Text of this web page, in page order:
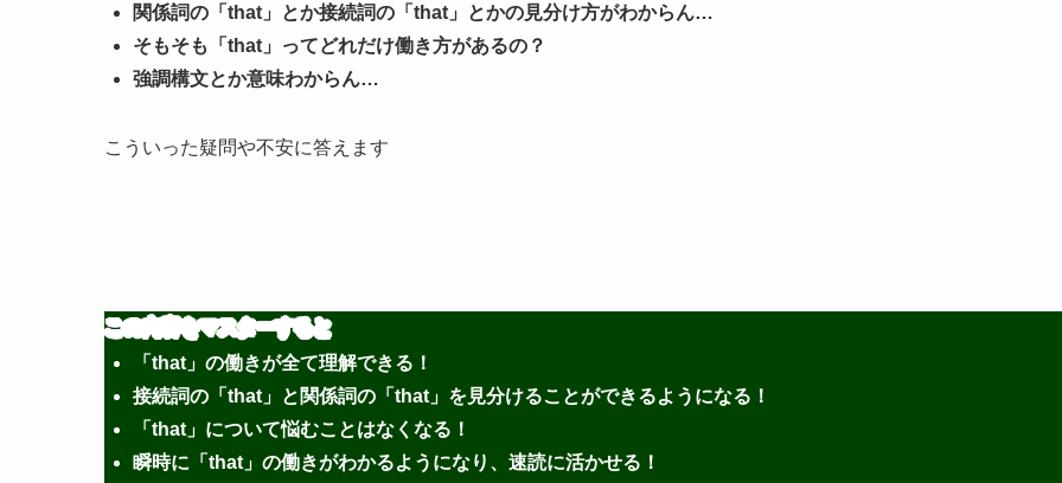
関係詞の「that」とか接続詞の「that」とかの見分け方がわからん…
そもそも「that」ってどれだけ働き方があるの？
強調構文とか意味わからん…
こういった疑問や不安に答えます
この内容をマスターすると
「that」の働きが全て理解できる！
接続詞の「that」と関係詞の「that」を見分けることができるようになる！
「that」について悩むことはなくなる！
瞬時に「that」の働きがわかるようになり、速読に活かせる！